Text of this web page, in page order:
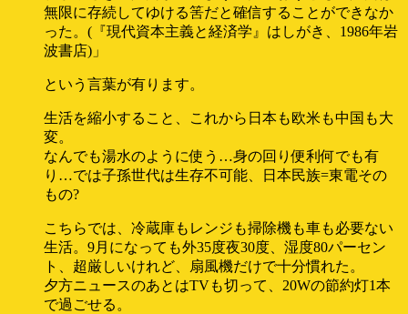
無限に存続してゆける筈だと確信することができなか
った。(『現代資本主義と経済学』はしがき、1986年岩
波書店)」
という言葉が有ります。
生活を縮小すること、これから日本も欧米も中国も大
変。
なんでも湯水のように使う…身の回り便利何でも有
り…では子孫世代は生存不可能、日本民族=東電その
もの?
こちらでは、冷蔵庫もレンジも掃除機も車も必要ない
生活。9月になっても外35度夜30度、湿度80パーセン
ト、超厳しいけれど、扇風機だけで十分慣れた。
夕方ニュースのあとはTVも切って、20Wの節約灯1本
で過ごせる。